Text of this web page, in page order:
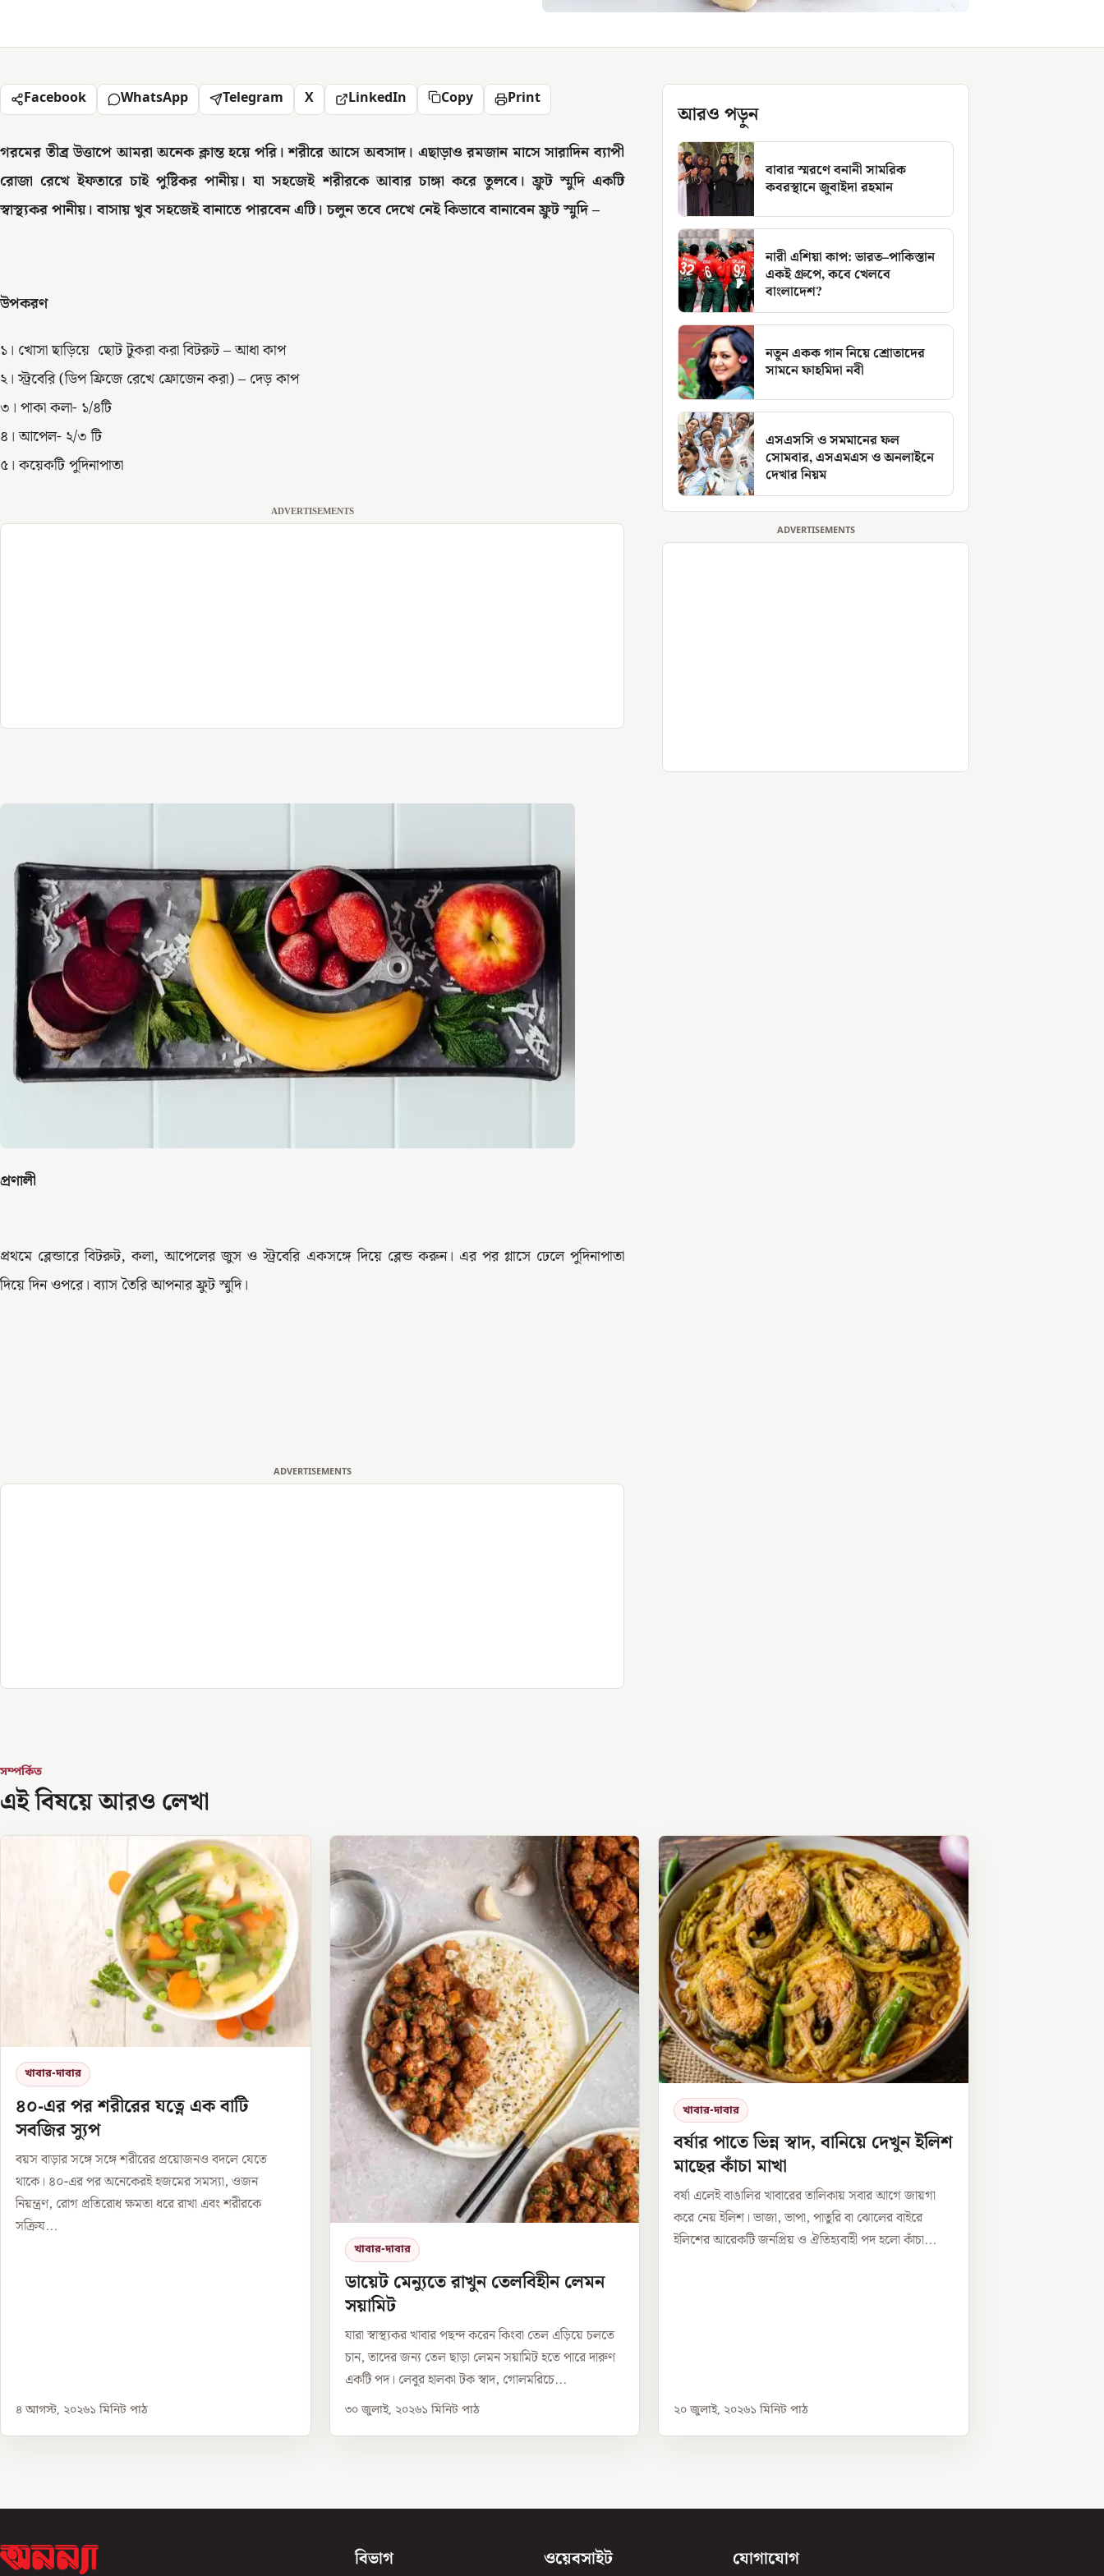
Facebook WhatsApp Telegram X LinkedIn Copy Print
গরমের তীব্র উত্তাপে আমরা অনেক ক্লান্ত হয়ে পরি। শরীরে আসে অবসাদ। এছাড়াও রমজান মাসে সারাদিন ব্যাপী
রোজা রেখে ইফতারে চাই পুষ্টিকর পানীয়। যা সহজেই শরীরকে আবার চাঙ্গা করে তুলবে। ফ্রুট স্মুদি একটি
স্বাস্থ্যকর পানীয়। বাসায় খুব সহজেই বানাতে পারবেন এটি। চলুন তবে দেখে নেই কিভাবে বানাবেন ফ্রুট স্মুদি –
উপকরণ
১। খোসা ছাড়িয়ে ছোট টুকরা করা বিটরুট – আধা কাপ
২। স্ট্রবেরি (ডিপ ফ্রিজে রেখে ফ্রোজেন করা) – দেড় কাপ
৩। পাকা কলা- ১/৪টি
৪। আপেল- ২/৩ টি
৫। কয়েকটি পুদিনাপাতা
ADVERTISEMENTS
প্রণালী
প্রথমে ব্লেন্ডারে বিটরুট, কলা, আপেলের জুস ও স্ট্রবেরি একসঙ্গে দিয়ে ব্লেন্ড করুন। এর পর গ্লাসে ঢেলে পুদিনাপাতা
দিয়ে দিন ওপরে। ব্যাস তৈরি আপনার ফ্রুট স্মুদি।
ADVERTISEMENTS
আরও পড়ুন
বাবার স্মরণে বনানী সামরিক
কবরস্থানে জুবাইদা রহমান
নারী এশিয়া কাপ: ভারত–পাকিস্তান
একই গ্রুপে, কবে খেলবে
বাংলাদেশ?
নতুন একক গান নিয়ে শ্রোতাদের
সামনে ফাহমিদা নবী
এসএসসি ও সমমানের ফল
সোমবার, এসএমএস ও অনলাইনে
দেখার নিয়ম
ADVERTISEMENTS
সম্পর্কিত
এই বিষয়ে আরও লেখা
খাবার-দাবার
৪০-এর পর শরীরের যত্নে এক বাটি
সবজির স্যুপ
বয়স বাড়ার সঙ্গে সঙ্গে শরীরের প্রয়োজনও বদলে যেতে
থাকে। ৪০-এর পর অনেকেরই হজমের সমস্যা, ওজন
নিয়ন্ত্রণ, রোগ প্রতিরোধ ক্ষমতা ধরে রাখা এবং শরীরকে
সক্রিয...
৪ আগস্ট, ২০২৬১ মিনিট পাঠ
খাবার-দাবার
ডায়েট মেন্যুতে রাখুন তেলবিহীন লেমন
সয়ামিট
যারা স্বাস্থ্যকর খাবার পছন্দ করেন কিংবা তেল এড়িয়ে চলতে
চান, তাদের জন্য তেল ছাড়া লেমন সয়ামিট হতে পারে দারুণ
একটি পদ। লেবুর হালকা টক স্বাদ, গোলমরিচে...
৩০ জুলাই, ২০২৬১ মিনিট পাঠ
খাবার-দাবার
বর্ষার পাতে ভিন্ন স্বাদ, বানিয়ে দেখুন ইলিশ
মাছের কাঁচা মাখা
বর্ষা এলেই বাঙালির খাবারের তালিকায় সবার আগে জায়গা
করে নেয় ইলিশ। ভাজা, ভাপা, পাতুরি বা ঝোলের বাইরে
ইলিশের আরেকটি জনপ্রিয় ও ঐতিহ্যবাহী পদ হলো কাঁচা...
২০ জুলাই, ২০২৬১ মিনিট পাঠ
বিভাগ ওয়েবসাইট যোগাযোগ